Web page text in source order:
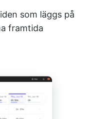
som läggs på
framtida